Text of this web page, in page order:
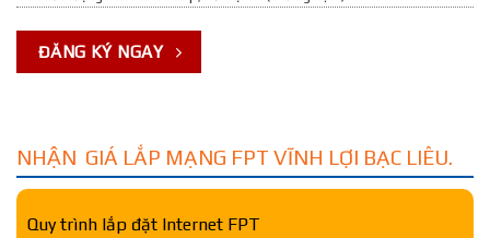
ĐĂNG KÝ NGAY
NHẬN GIÁ LẮP MẠNG FPT VĨNH LỢI BẠC LIÊU.
Quy trình lắp đặt Internet FPT